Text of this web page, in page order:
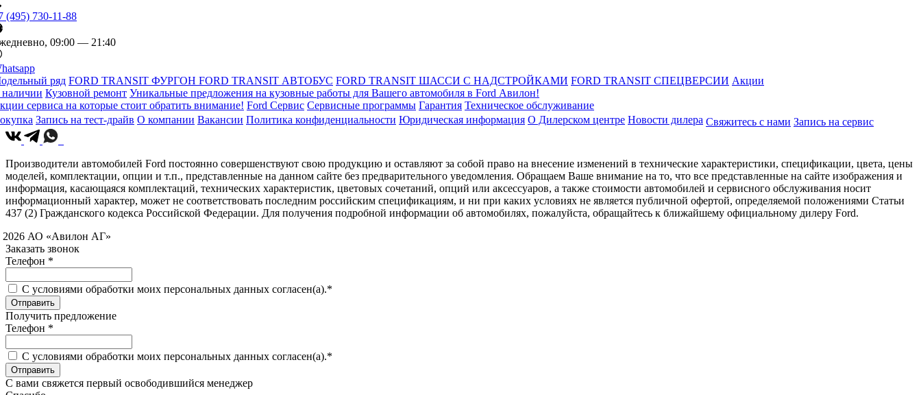
(495) 730-11-88
09:00 — 21:40
ряд FORD TRANSIT ФУРГОН FORD TRANSIT АВТОБУС FORD TRANSIT ШАССИ С НАДСТРОЙКАМИ FORD TRANSIT СПЕЦВЕРСИИ Акции
Кузовной ремонт Уникальные предложения на кузовные работы для Вашего автомобиля в Ford Авилон!
сервиса на которые стоит обратить внимание! Ford Сервис Сервисные программы Гарантия Техническое обслуживание
Запись на тест-драйв О компании Вакансии Политика конфиденциальности Юридическая информация О Дилерском центре Новости дилера Свяжитесь с нами Запись на сервис
Производители автомобилей Ford постоянно совершенствуют свою продукцию и оставляют за собой право на внесение изменений в технические характеристики, спецификации, цвета, цены
моделей, комплектации, опции и т.п., представленные на данном сайте без предварительного уведомления. Обращаем Ваше внимание на то, что все представленные на сайте изображения и
информация, касающаяся комплектаций, технических характеристик, цветовых сочетаний, опций или аксессуаров, а также стоимости автомобилей и сервисного обслуживания носит
информационный характер, может не соответствовать последним российским спецификациям, и ни при каких условиях не является публичной офертой, определяемой положениями Статьи
437 (2) Гражданского кодекса Российской Федерации. Для получения подробной информации об автомобилях, пожалуйста, обращайтесь к ближайшему официальному дилеру Ford.
АО «Авилон АГ»
Заказать звонок
Телефон *
C условиями обработки моих персональных данных согласен(а).*
Получить предложение
Телефон *
C условиями обработки моих персональных данных согласен(а).*
С вами свяжется первый освободившийся менеджер